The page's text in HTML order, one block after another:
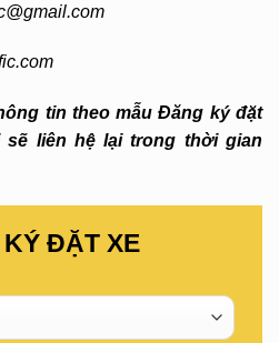
tin theo mẫu Đăng ký đặt
liên hệ lại trong thời gian
ĐẶT XE